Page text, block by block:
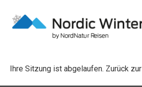
Ihre Sitzung ist abgelaufen. Zurück zur